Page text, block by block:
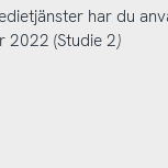
har du
2022 (Studie 2)